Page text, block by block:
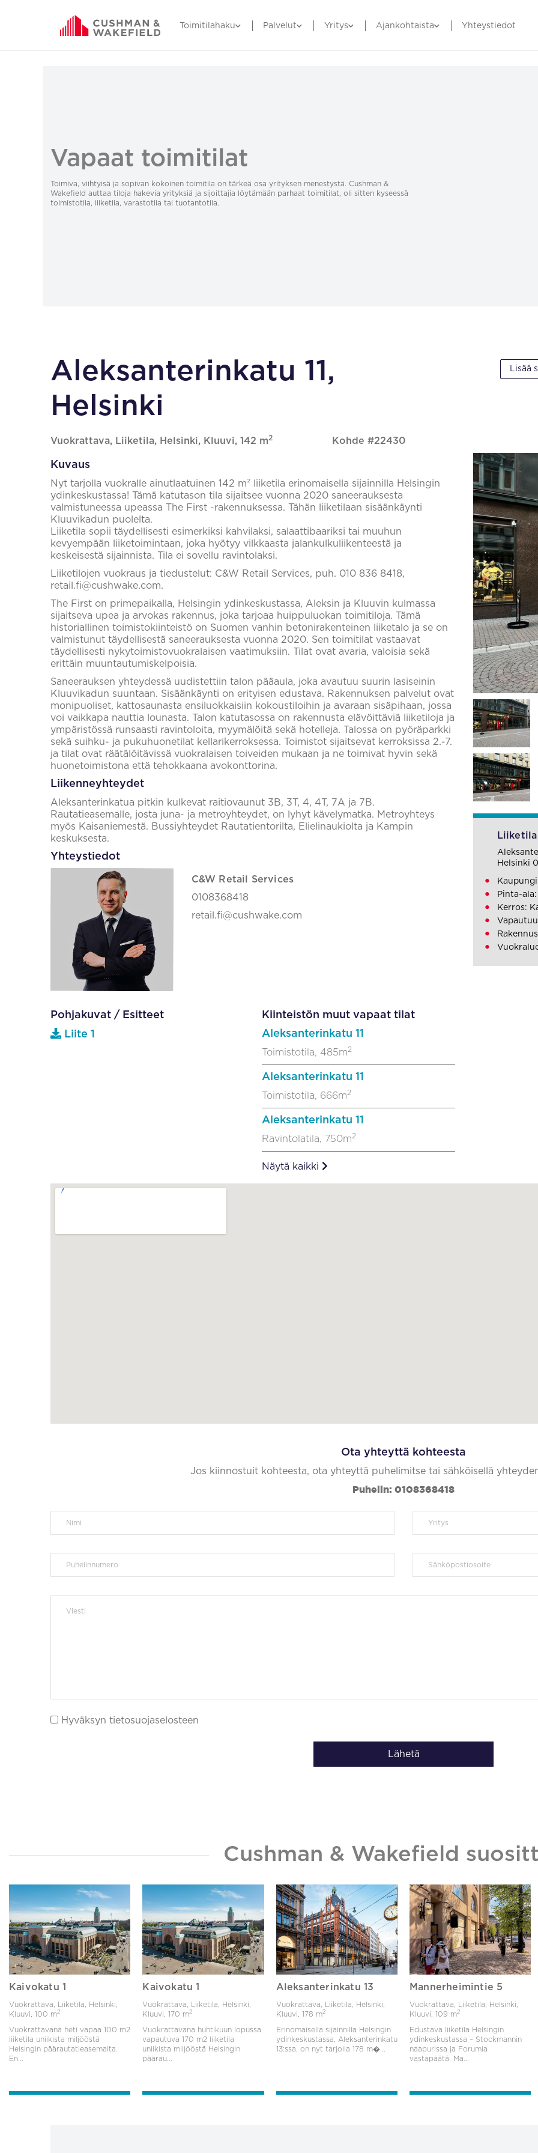
Toimitilahaku Palvelut Yritys Ajankohtaista Yhteystiedot
Vapaat toimitilat
Toimiva, viihtyisä ja sopivan kokoinen toimitila on tärkeä osa yrityksen menestystä. Cushman &
Wakefield auttaa tiloja hakevia yrityksiä ja sijoittajia löytämään parhaat toimitilat, oli sitten kyseessä
toimistotila, liiketila, varastotila tai tuotantotila.
Aleksanterinkatu 11,
Helsinki
Vuokrattava, Liiketila, Helsinki, Kluuvi, 142 m2 Kohde #22430
Lisää
Kuvaus
Nyt tarjolla vuokralle ainutlaatuinen 142 m² liiketila erinomaisella sijainnilla Helsingin
ydinkeskustassa! Tämä katutason tila sijaitsee vuonna 2020 saneerauksesta
valmistuneessa upeassa The First -rakennuksessa. Tähän liiketilaan sisäänkäynti
Kluuvikadun puolelta.
Liiketila sopii täydellisesti esimerkiksi kahvilaksi, salaattibaariksi tai muuhun
kevyempään liiketoimintaan, joka hyötyy vilkkaasta jalankulkuliikenteestä ja
keskeisestä sijainnista. Tila ei sovellu ravintolaksi.
Liiketilojen vuokraus ja tiedustelut: C&W Retail Services, puh. 010 836 8418,
retail.fi@cushwake.com.
The First on primepaikalla, Helsingin ydinkeskustassa, Aleksin ja Kluuvin kulmassa
sijaitseva upea ja arvokas rakennus, joka tarjoaa huippuluokan toimitiloja. Tämä
historiallinen toimistokiinteistö on Suomen vanhin betonirakenteinen liiketalo ja se on
valmistunut täydellisestä saneerauksesta vuonna 2020. Sen toimitilat vastaavat
täydellisesti nykytoimistovuokralaisen vaatimuksiin. Tilat ovat avaria, valoisia sekä
erittäin muuntautumiskelpoisia.
Saneerauksen yhteydessä uudistettiin talon pääaula, joka avautuu suurin lasiseinin
Kluuvikadun suuntaan. Sisäänkäynti on erityisen edustava. Rakennuksen palvelut ovat
monipuoliset, kattosaunasta ensiluokkaisiin kokoustiloihin ja avaraan sisäpihaan, jossa
voi vaikkapa nauttia lounasta. Talon katutasossa on rakennusta elävöittäviä liiketiloja ja
ympäristössä runsaasti ravintoloita, myymälöitä sekä hotelleja. Talossa on pyöräparkki
sekä suihku- ja pukuhuonetilat kellarikerroksessa. Toimistot sijaitsevat kerroksissa 2.-7.
ja tilat ovat räätälöitävissä vuokralaisen toiveiden mukaan ja ne toimivat hyvin sekä
huonetoimistona että tehokkaana avokonttorina.
Liikenneyhteydet
Aleksanterinkatua pitkin kulkevat raitiovaunut 3B, 3T, 4, 4T, 7A ja 7B.
Rautatieasemalle, josta juna- ja metroyhteydet, on lyhyt kävelymatka. Metroyhteys
myös Kaisaniemestä. Bussiyhteydet Rautatientorilta, Elielinaukiolta ja Kampin
keskuksesta.
Yhteystiedot
C&W Retail Services
0108368418
retail.fi@cushwake.com
Pohjakuvat / Esitteet
Liite 1
Kiinteistön muut vapaat tilat
Aleksanterinkatu 11
Toimistotila, 485m2
Aleksanterinkatu 11
Toimistotila, 666m2
Aleksanterinkatu 11
Ravintolatila, 750m2
Näytä kaikki
Liiketila
Helsinki
Pinta-ala:
Kerros:
Ota yhteyttä kohteesta
Jos kiinnostuit kohteesta, ota yhteyttä puhelimitse tai sähköisellä
Puhelin: 0108368418
Hyväksyn tietosuojaselosteen
Lähetä
Cushman & Wakefield
Kaivokatu 1
Vuokrattava, Liiketila, Helsinki,
Kluuvi, 100 m2
Vuokrattavana heti vapaa 100 m2
liiketila uniikista miljööstä
Helsingin päärautatieasemalta.
En...
Kaivokatu 1
Vuokrattava, Liiketila, Helsinki,
Kluuvi,170 m2
Vuokrattavana huhtikuun lopussa
vapautuva 170 m2 liiketila
uniikista miljööstä Helsingin
päärau...
Aleksanterinkatu 13
Vuokrattava, Liiketila, Helsinki,
Kluuvi, 178 m2
Erinomaisella sijainnilla Helsingin
ydinkeskustassa, Aleksanterinkatu
13:ssa, on nyt tarjolla 178 m�...
Mannerheimintie 5
Vuokrattava, Liiketila, Helsinki,
Kluuvi, 109 m2
Edustava liiketila Helsingin
ydinkeskustassa – Stockmannin
naapurissa ja Forumia
vastapäätä. Ma...